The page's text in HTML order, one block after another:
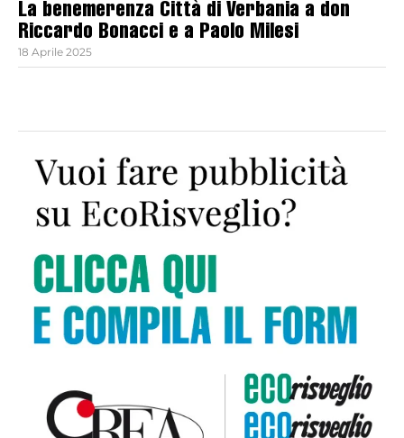
La benemerenza Città di Verbania a don
Riccardo Bonacci e a Paolo Milesi
18 Aprile 2025